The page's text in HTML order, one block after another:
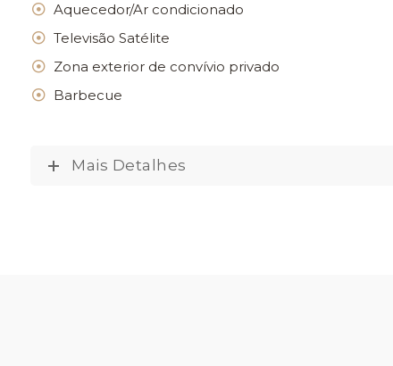
Aquecedor/Ar condicionado
Televisão Satélite
Zona exterior de convívio privado
Barbecue
Mais Detalhes